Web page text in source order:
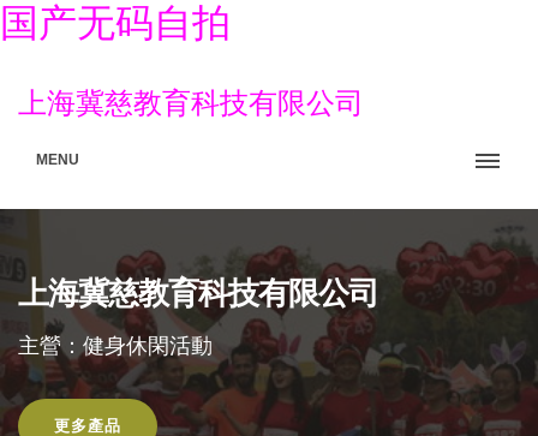
国产无码自拍
上海冀慈教育科技有限公司
MENU
上海冀慈教育科技有限公司
主營：健身休閑活動
更多產品